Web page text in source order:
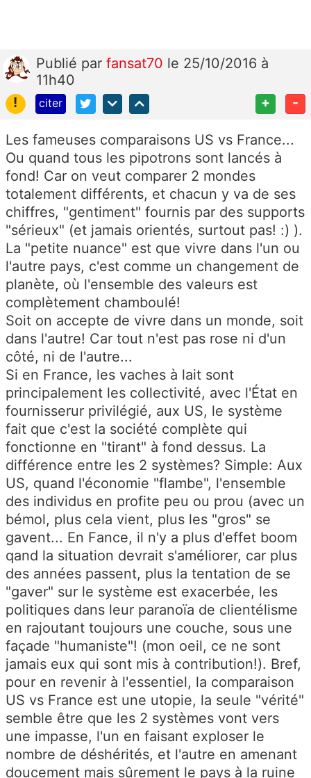
Publié par fansat70 le 25/10/2016 à
11h40
!
citer + -
Les fameuses comparaisons US vs France...
Ou quand tous les pipotrons sont lancés à
fond! Car on veut comparer 2 mondes
totalement différents, et chacun y va de ses
chiffres, "gentiment" fournis par des supports
"sérieux" (et jamais orientés, surtout pas! :) ).
La "petite nuance" est que vivre dans l'un ou
l'autre pays, c'est comme un changement de
planète, où l'ensemble des valeurs est
complètement chamboulé!
Soit on accepte de vivre dans un monde, soit
dans l'autre! Car tout n'est pas rose ni d'un
côté, ni de l'autre...
Si en France, les vaches à lait sont
principalement les collectivité, avec l'État en
fournisserur privilégié, aux US, le système
fait que c'est la société complète qui
fonctionne en "tirant" à fond dessus. La
différence entre les 2 systèmes? Simple: Aux
US, quand l'économie "flambe", l'ensemble
des individus en profite peu ou prou (avec un
bémol, plus cela vient, plus les "gros" se
gavent... En Fance, il n'y a plus d'effet boom
qand la situation devrait s'améliorer, car plus
des années passent, plus la tentation de se
"gaver" sur le système est exacerbée, les
politiques dans leur paranoïa de clientélisme
en rajoutant toujours une couche, sous une
façade "humaniste"! (mon oeil, ce ne sont
jamais eux qui sont mis à contribution!). Bref,
pour en revenir à l'essentiel, la comparaison
US vs France est une utopie, la seule "vérité"
semble être que les 2 systèmes vont vers
une impasse, l'un en faisant exploser le
nombre de déshérités, et l'autre en amenant
doucement mais sûrement le pays à la ruine